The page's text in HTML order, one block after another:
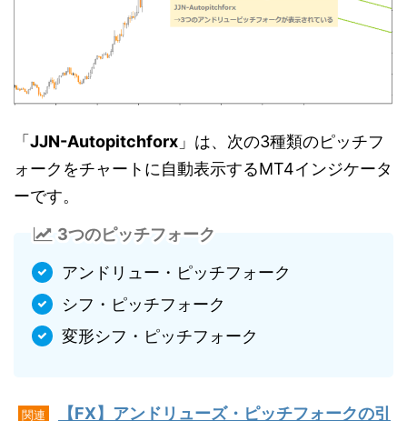
「 JJN-Autopitchforx 」は、次の3種類のピッチフ
ォークをチャートに自動表示するMT4インジケータ
ーです。
3つのピッチフォーク
アンドリュー・ピッチフォーク
シフ・ピッチフォーク
変形シフ・ピッチフォーク
関連
【FX】アンドリューズ・ピッチフォークの引